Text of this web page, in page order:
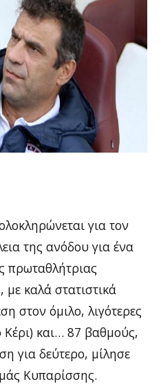
για τον
της ανόδου για ένα
πρωταθλήτριας
καλά στατιστικά
στον όμιλο, λιγότερες
και… 87 βαθμούς,
για δεύτερο, μίλησε
Κυπαρίσσης.